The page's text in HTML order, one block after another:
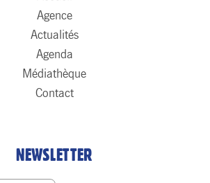
Agence
Actualités
Agenda
Médiathèque
Contact
NEWSLETTER